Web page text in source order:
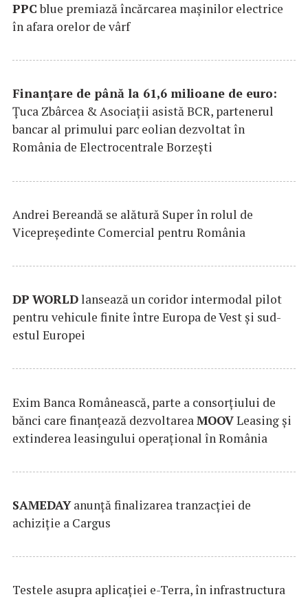
PPCblue premiază încărcarea maşinilor electrice
în afara orelor de vârf
Finanțare de până la 61,6 milioane de euro:
Țuca Zbârcea & Asociații asistă BCR, partenerul
bancar al primului parc eolian dezvoltat în
România de Electrocentrale Borzești
Andrei Bereandă se alătură Super în rolul de
Vicepreședinte Comercial pentru România
DP WORLDlansează un coridor intermodal pilot
pentru vehicule finite între Europa de Vest și sud-
estul Europei
Exim Banca Românească, parte a consorțiului de
bănci care finanțează dezvoltarea MOOVLeasing și
extinderea leasingului operațional în România
SAMEDAYanunță finalizarea tranzacției de
achiziție a Cargus
Testele asupra aplicaţiei e-Terra, în infrastructura